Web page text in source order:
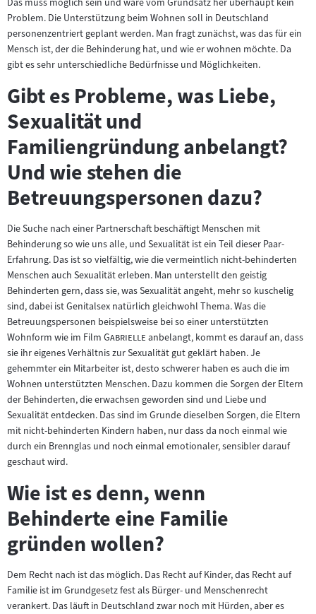
Das muss möglich sein und wäre vom Grundsatz her überhaupt kein
Problem. Die Unterstützung beim Wohnen soll in Deutschland
personenzentriert geplant werden. Man fragt zunächst, was das für ein
Mensch ist, der die Behinderung hat, und wie er wohnen möchte. Da
gibt es sehr unterschiedliche Bedürfnisse und Möglichkeiten.
Gibt es Probleme, was Liebe,
Sexualität und
Familiengründung anbelangt?
Und wie stehen die
Betreuungspersonen dazu?
Die Suche nach einer Partnerschaft beschäftigt Menschen mit
Behinderung so wie uns alle, und Sexualität ist ein Teil dieser Paar-
Erfahrung. Das ist so vielfältig, wie die vermeintlich nicht-behinderten
Menschen auch Sexualität erleben. Man unterstellt den geistig
Behinderten gern, dass sie, was Sexualität angeht, mehr so kuschelig
sind, dabei ist Genitalsex natürlich gleichwohl Thema. Was die
Betreuungspersonen beispielsweise bei so einer unterstützten
Wohnform wie im Film "
Gabrielle "anbelangt, kommt es darauf an, dass
sie ihr eigenes Verhältnis zur Sexualität gut geklärt haben. Je
gehemmter ein Mitarbeiter ist, desto schwerer haben es auch die im
Wohnen unterstützten Menschen. Dazu kommen die Sorgen der Eltern
der Behinderten, die erwachsen geworden sind und Liebe und
Sexualität entdecken. Das sind im Grunde dieselben Sorgen, die Eltern
mit nicht-behinderten Kindern haben, nur dass da noch einmal wie
durch ein Brennglas und noch einmal emotionaler, sensibler darauf
geschaut wird.
Wie ist es denn, wenn
Behinderte eine Familie
gründen wollen?
Dem Recht nach ist das möglich. Das Recht auf Kinder, das Recht auf
Familie ist im Grundgesetz fest als Bürger- und Menschenrecht
verankert. Das läuft in Deutschland zwar noch mit Hürden, aber es